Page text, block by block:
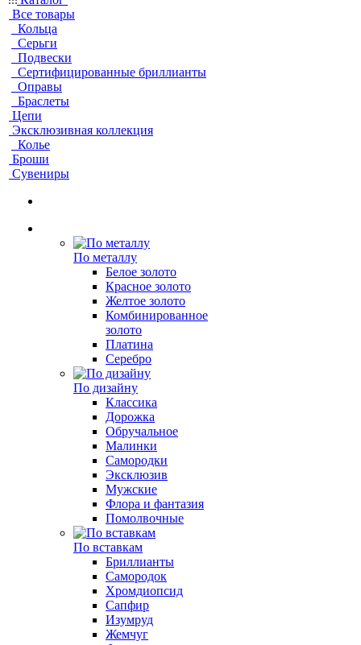
Все товары
Кольца
Серьги
Подвески
Сертифицированные бриллианты
Оправы
Браслеты
Цепи
Эксклюзивная коллекция
Колье
Броши
Сувениры
По металлу
Белое золото
Красное золото
Желтое золото
Комбинированное
золото
Платина
Серебро
По дизайну
Классика
Дорожка
Обручальное
Малинки
Самородки
Эксклюзив
Мужские
Флора и фантазия
Помолвочные
По вставкам
Бриллианты
Самородок
Хромдиопсид
Сапфир
Изумруд
Жемчуг